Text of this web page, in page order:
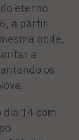
eterno
a partir
noite,
a
os
14 com